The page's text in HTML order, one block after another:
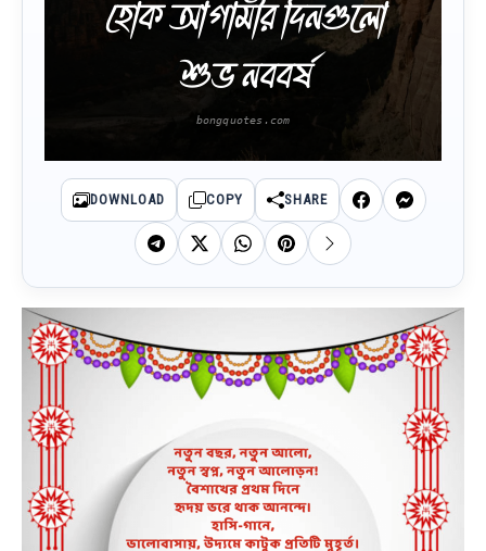
হোক আগামীর দিনগুলো
শুভ নববর্ষ
DOWNLOAD COPY SHARE